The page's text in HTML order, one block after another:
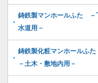
鋳鉄製マンホールふた －
水道用－
鋳鉄製化粧マンホールふ
－土木・敷地内用－